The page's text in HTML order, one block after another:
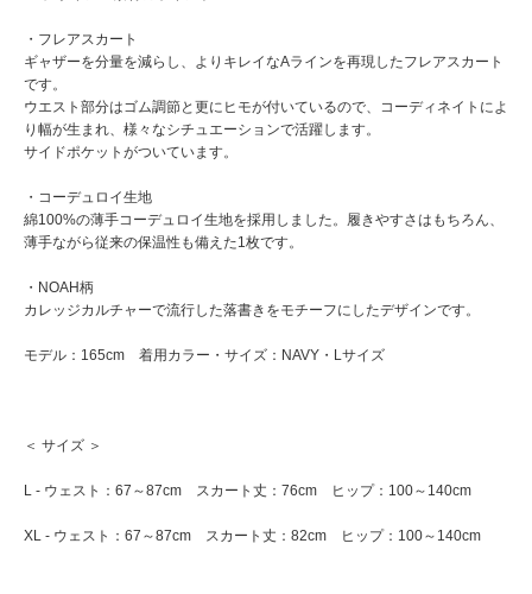
・フレアスカート
ギャザーを分量を減らし、よりキレイなAラインを再現したフレアスカート
です。
ウエスト部分はゴム調節と更にヒモが付いているので、コーディネイトによ
り幅が生まれ、様々なシチュエーションで活躍します。
サイドポケットがついています。
・コーデュロイ生地
綿100%の薄手コーデュロイ生地を採用しました。履きやすさはもちろん、
薄手ながら従来の保温性も備えた1枚です。
・NOAH柄
カレッジカルチャーで流行した落書きをモチーフにしたデザインです。
モデル：165cm 着用カラー・サイズ：NAVY・Lサイズ
＜ サイズ ＞
L - ウェスト：67～87cm スカート丈：76cm ヒップ：100～140cm
XL - ウェスト：67～87cm スカート丈：82cm ヒップ：100～140cm